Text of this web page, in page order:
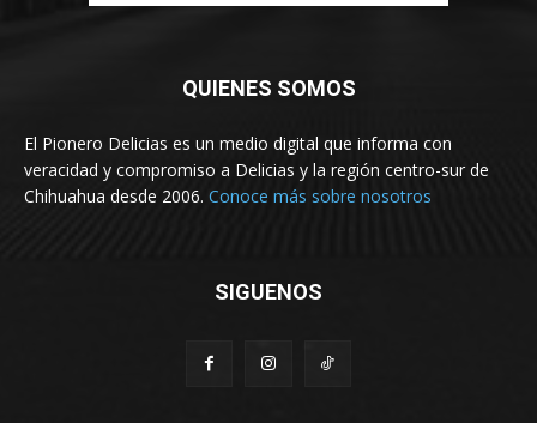
QUIENES SOMOS
El Pionero Delicias es un medio digital que informa con
veracidad y compromiso a Delicias y la región centro-sur de
Chihuahua desde 2006. Conoce más sobre nosotros
SIGUENOS